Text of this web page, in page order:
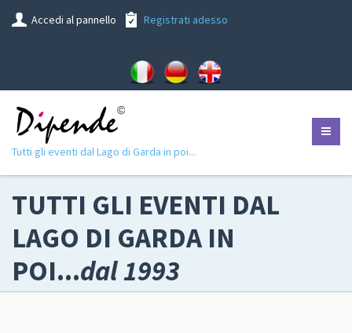
Accedi al pannello Registrati adesso
Tutti gli eventi dal Lago di Garda in poi...
TUTTI GLI EVENTI DAL
LAGO DI GARDA IN
POI...dal 1993